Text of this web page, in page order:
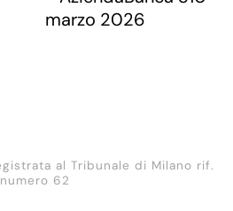
al Tribunale di Milano rif.
numero 62